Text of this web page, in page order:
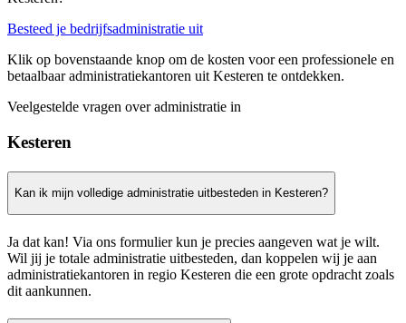
Besteed je bedrijfsadministratie uit
Klik op bovenstaande knop om de kosten voor een professionele en
betaalbaar administratiekantoren uit Kesteren te ontdekken.
Veelgestelde vragen over administratie in
Kesteren
Kan ik mijn volledige administratie uitbesteden in Kesteren?
Ja dat kan! Via ons formulier kun je precies aangeven wat je wilt.
Wil jij je totale administratie uitbesteden, dan koppelen wij je aan
administratiekantoren in regio Kesteren die een grote opdracht zoals
dit aankunnen.